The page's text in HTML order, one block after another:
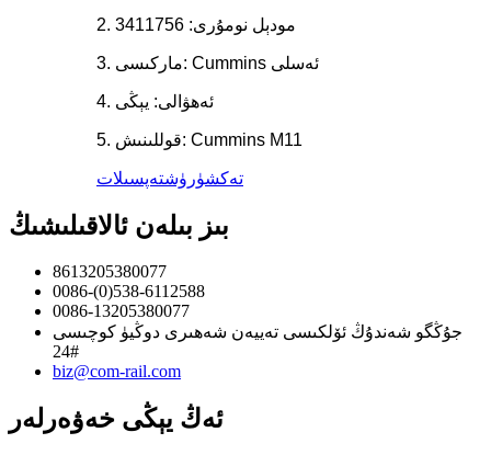
2. مودېل نومۇرى: 3411756
3. ماركىسى: Cummins ئەسلى
4. ئەھۋالى: يېڭى
5. قوللىنىش: Cummins M11
تەكشۈرۈشتەپسىلات
بىز بىلەن ئالاقىلىشىڭ
8613205380077
0086-(0)538-6112588
0086-13205380077
جۇڭگو شەندۇڭ ئۆلكىسى تەييەن شەھىرى دوڭيۈ كوچىسى
24#
biz@com-rail.com
ئەڭ يېڭى خەۋەرلەر